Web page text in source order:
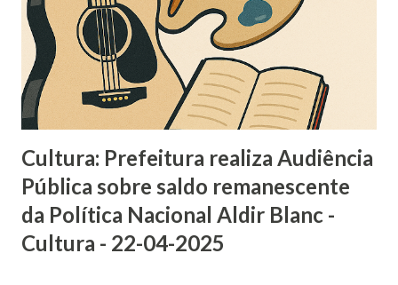
a segurança dos nossos alunos é prioridade. Essa é uma
forma simples, mas importante, de chamar a atenção de
quem passa pela rodovia e lembrar que ali há crianças
atravessando todos os dias”, destacou. Fonte / Foto:
Divulgação - Prefeitura Municipal de Pompeia
Cultura: Prefeitura realiza Audiência
Pública sobre saldo remanescente
da Política Nacional Aldir Blanc -
Cultura - 22-04-2025